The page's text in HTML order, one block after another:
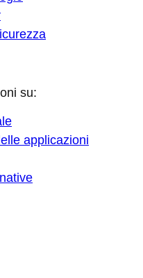
su:
applicazioni